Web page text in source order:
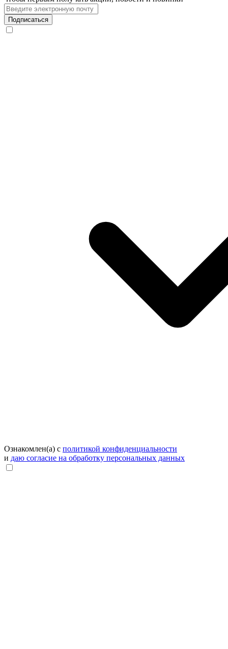
Подписаться
Ознакомлен(а) с политикой конфиденциальности
и даю согласие на обработку персональных данных